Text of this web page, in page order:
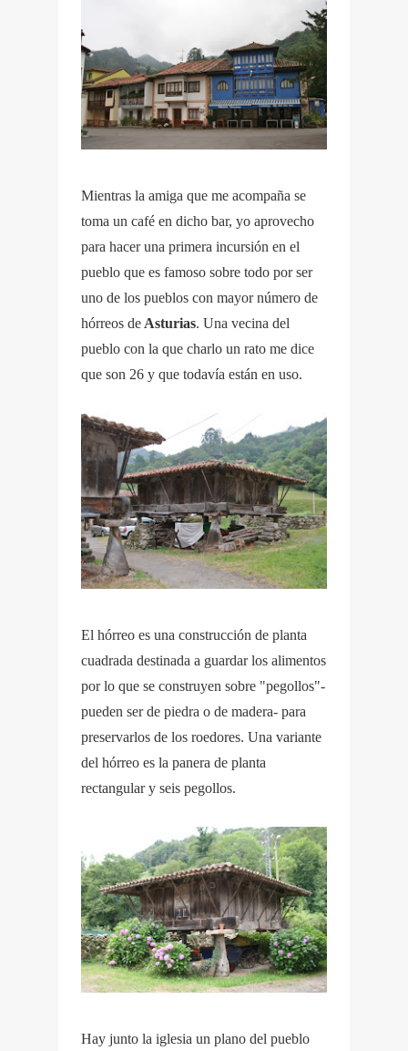
Mientras la amiga que me acompaña se
toma un café en dicho bar, yo aprovecho
para hacer una primera incursión en el
pueblo que es famoso sobre todo por ser
uno de los pueblos con mayor número de
hórreos de Asturias. Una vecina del
pueblo con la que charlo un rato me dice
que son 26 y que todavía están en uso.
El hórreo es una construcción de planta
cuadrada destinada a guardar los alimentos
por lo que se construyen sobre "pegollos"-
pueden ser de piedra o de madera- para
preservarlos de los roedores. Una variante
del hórreo es la panera de planta
rectangular y seis pegollos.
Hay junto la iglesia un plano del pueblo